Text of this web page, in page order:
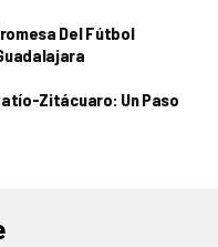
Del Fútbol
Zitácuaro: Un Paso